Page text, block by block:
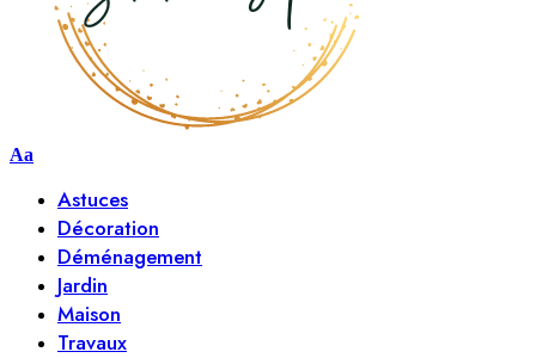
Aa
Astuces
Décoration
Déménagement
Jardin
Maison
Travaux